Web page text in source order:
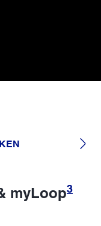
myLoop3